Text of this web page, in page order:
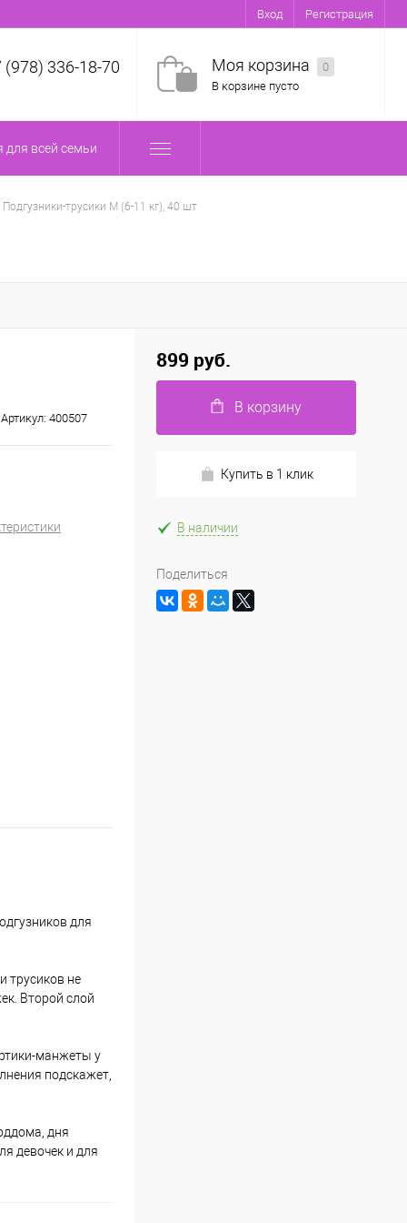
Вход Регистрация
(978) 336-18-70 Моя корзина
0
В корзине пусто
всей семьи
Подгузники-трусики M (6-11 кг), 40 шт
Артикул: 400507
для
трусиков не
Второй слой
манжеты у
подскажет,
дня
девочек и для
899 руб.
В корзину
Купить в 1 клик
В наличии
Поделиться